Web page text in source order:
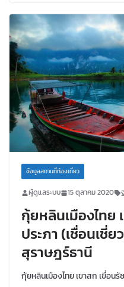
ข้อมูลสถานที่ท่องเที่ยว
ผู้ดูแลระบบ 15 ตุลาคม 2020
กุ้ยหลินเมืองไทย
ประภา (เชื่อนเชี่
สุราษฎร์ธานี
กุ้ยหลินเมืองไทย เขาสก เขื่อนรั